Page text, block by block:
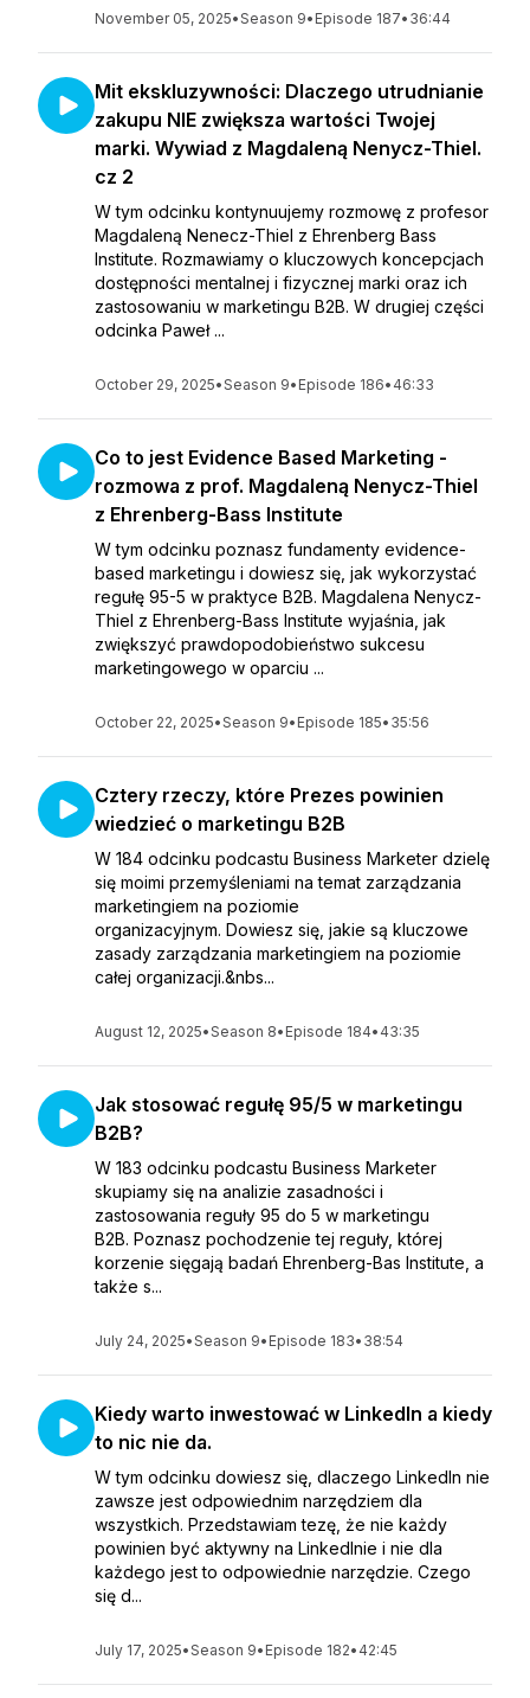
November 05, 2025•Season 9• Episode 187• 36:44
Mit ekskluzywności: Dlaczego utrudnianie
zakupu NIE zwiększa wartości Twojej
marki. Wywiad z Magdaleną Nenycz-Thiel.
cz 2
W tym odcinku kontynuujemy rozmowę z profesor
Magdaleną Nenecz-Thiel z Ehrenberg Bass
Institute. Rozmawiamy o kluczowych koncepcjach
dostępności mentalnej i fizycznej marki oraz ich
zastosowaniu w marketingu B2B. W drugiej części
odcinka Paweł ...
October 29, 2025•Season 9• Episode 186• 46:33
Co to jest Evidence Based Marketing -
rozmowa z prof. Magdaleną Nenycz-Thiel
z Ehrenberg-Bass Institute
W tym odcinku poznasz fundamenty evidence-
based marketingu i dowiesz się, jak wykorzystać
regułę 95-5 w praktyce B2B. Magdalena Nenycz-
Thiel z Ehrenberg-Bass Institute wyjaśnia, jak
zwiększyć prawdopodobieństwo sukcesu
marketingowego w oparciu ...
October 22, 2025•Season 9• Episode 185• 35:56
Cztery rzeczy, które Prezes powinien
wiedzieć o marketingu B2B
W 184 odcinku podcastu Business Marketer dzielę
się moimi przemyśleniami na temat zarządzania
marketingiem na poziomie
organizacyjnym. Dowiesz się, jakie są kluczowe
zasady zarządzania marketingiem na poziomie
całej organizacji.&nbs...
August 12, 2025•Season 8• Episode 184• 43:35
Jak stosować regułę 95/5 w marketingu
B2B?
W 183 odcinku podcastu Business Marketer
skupiamy się na analizie zasadności i
zastosowania reguły 95 do 5 w marketingu
B2B. Poznasz pochodzenie tej reguły, której
korzenie sięgają badań Ehrenberg-Bas Institute, a
także s...
July 24, 2025•Season 9• Episode 183• 38:54
Kiedy warto inwestować w LinkedIn a kiedy
to nic nie da.
W tym odcinku dowiesz się, dlaczego LinkedIn nie
zawsze jest odpowiednim narzędziem dla
wszystkich. Przedstawiam tezę, że nie każdy
powinien być aktywny na LinkedInie i nie dla
każdego jest to odpowiednie narzędzie. Czego
się d...
July 17, 2025•Season 9• Episode 182• 42:45